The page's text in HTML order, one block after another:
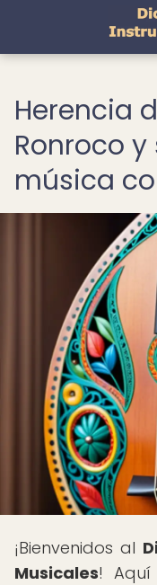
Herencia
Ronroco
música
¡Bienvenidos al
Musicales!